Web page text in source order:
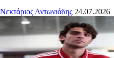
Νεκτάριος Αντωνιάδης 24.07.2026